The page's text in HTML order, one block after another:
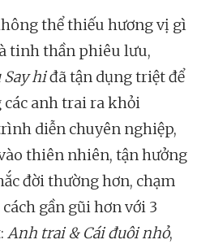
thể thiếu hương vị gì
tinh thần phiêu lưu,
Say hiđã tận dụng triệt để
các anh trai ra khỏi
diễn chuyên nghiệp,
thiên nhiên, tận hưởng
đời thường hơn, chạm
gần gũi hơn với 3
Anh trai & Cái đuôi nhỏ,